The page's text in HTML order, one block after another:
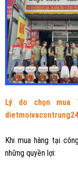
Lý do chọn mua
Khi mua hàng tại
những quyền lợi: